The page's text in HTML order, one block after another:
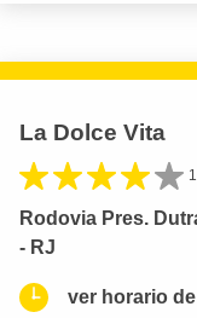
La Dolce Vita
Rodovia Pres.
- RJ
ver horario